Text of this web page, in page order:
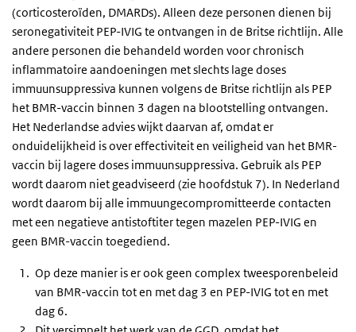
(corticosteroïden, DMARDs). Alleen deze personen dienen bij
seronegativiteit PEP-IVIG te ontvangen in de Britse richtlijn. Alle
andere personen die behandeld worden voor chronisch
inflammatoire aandoeningen met slechts lage doses
immuunsuppressiva kunnen volgens de Britse richtlijn als PEP
het BMR-vaccin binnen 3 dagen na blootstelling ontvangen.
Het Nederlandse advies wijkt daarvan af, omdat er
onduidelijkheid is over effectiviteit en veiligheid van het BMR-
vaccin bij lagere doses immuunsuppressiva. Gebruik als PEP
wordt daarom niet geadviseerd (zie hoofdstuk 7). In Nederland
wordt daarom bij alle immuungecompromitteerde contacten
met een negatieve antistoftiter tegen mazelen PEP-IVIG en
geen BMR-vaccin toegediend.
Op deze manier is er ook geen complex tweesporenbeleid
van BMR-vaccin tot en met dag 3 en PEP-IVIG tot en met
dag 6.